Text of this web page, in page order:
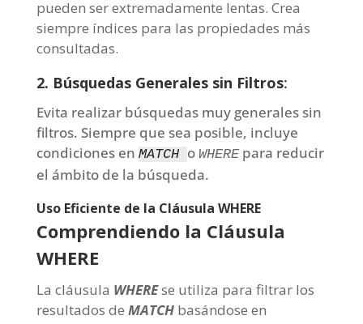
pueden ser extremadamente lentas. Crea
siempre índices para las propiedades más
consultadas.
2. Búsquedas Generales sin Filtros:
Evita realizar búsquedas muy generales sin
filtros. Siempre que sea posible, incluye
condiciones en MATCH o WHERE para reducir
el ámbito de la búsqueda.
Uso Eficiente de la Cláusula WHERE
Comprendiendo la Cláusula
WHERE
La cláusula WHEREse utiliza para filtrar los
resultados de MATCHbasándose en